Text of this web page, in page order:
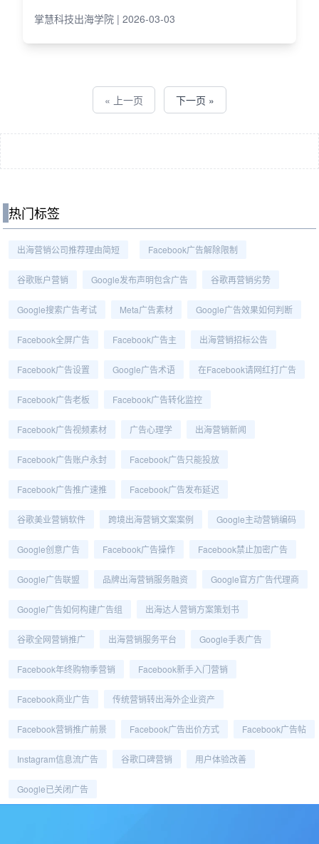
掌慧科技出海学院 | 2026-03-03
« 上一页 下一页 »
热门标签
出海营销公司推荐理由简短 Facebook广告解除限制
谷歌账户营销 Google发布声明包含广告 谷歌再营销劣势
Google搜索广告考试 Meta广告素材 Google广告效果如何判断
Facebook全屏广告 Facebook广告主 出海营销招标公告
Facebook广告设置 Google广告术语 在Facebook请网红打广告
Facebook广告老板 Facebook广告转化监控
Facebook广告视频素材 广告心理学 出海营销新闻
Facebook广告账户永封 Facebook广告只能投放
Facebook广告推广速推 Facebook广告发布延迟
谷歌美业营销软件 跨境出海营销文案案例 Google主动营销编码
Google创意广告 Facebook广告操作 Facebook禁止加密广告
Google广告联盟 品牌出海营销服务融资 Google官方广告代理商
Google广告如何构建广告组 出海达人营销方案策划书
谷歌全网营销推广 出海营销服务平台 Google手表广告
Facebook年终购物季营销 Facebook新手入门营销
Facebook商业广告 传统营销转出海外企业资产
Facebook营销推广前景 Facebook广告出价方式 Facebook广告帖
Instagram信息流广告 谷歌口碑营销 用户体验改善
Google已关闭广告